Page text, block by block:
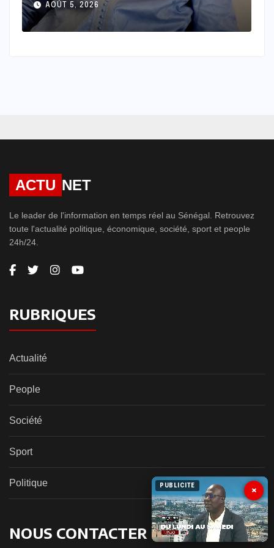
contraires
AOÛT 4, 2026
ACTU NET
Le leader de l'information en temps réel au Sénégal. Retrouvez
toute l'actualité politique, économique, société, sport et people
24h/24.
RUBRIQUES
Actualité
People
Société
Sport
Politique
NOUS CONTACTER
×
PUBLICITE